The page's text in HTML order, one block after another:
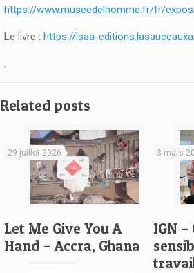
https://www.museedelhomme.fr/fr/
Le livre :https://lsaa-
.
Related posts
29 juillet 2026
Let Me Give You A
Hand – Accra, Ghana
3 mars
IGN